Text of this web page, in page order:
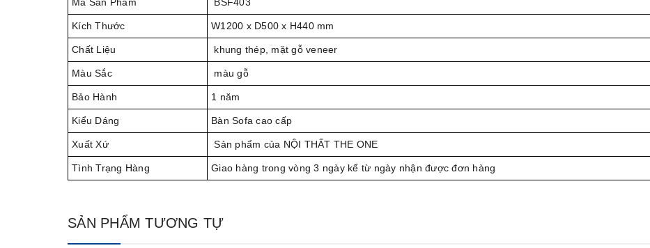
Mã Sản Phẩm BSF403
Kích Thước W1200 x D500 x H440 mm
Chất Liệu khung thép, mặt gỗ veneer
Màu Sắc màu gỗ
Bảo Hành 1 năm
Kiểu Dáng Bàn Sofa cao cấp
Xuất Xứ Sản phẩm của NỘI THẤT THE ONE
Tình Trạng Hàng Giao hàng trong vòng 3 ngày kể từ ngày nhận được đơn hàng
SẢN PHẨM TƯƠNG TỰ